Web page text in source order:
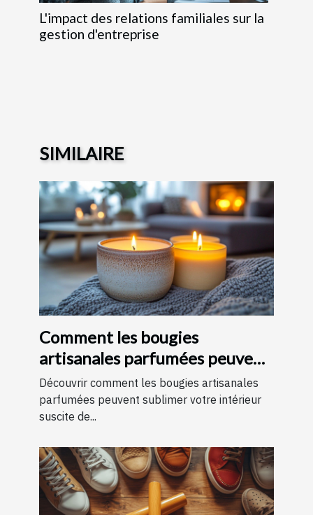
L'impact des relations familiales sur la
gestion d'entreprise
SIMILAIRE
Comment les bougies
artisanales parfumées peuvent
améliorer votre intérieur
Découvrir comment les bougies artisanales
parfumées peuvent sublimer votre intérieur
suscite de...